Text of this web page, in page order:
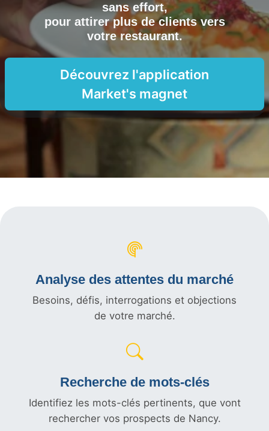
sans effort,
pour attirer plus de clients vers
votre restaurant.
Découvrez l'application
Market's magnet
Analyse des attentes du marché
Besoins, défis, interrogations et objections
de votre marché.
Recherche de mots-clés
Identifiez les mots-clés pertinents, que vont
rechercher vos prospects de Nancy.